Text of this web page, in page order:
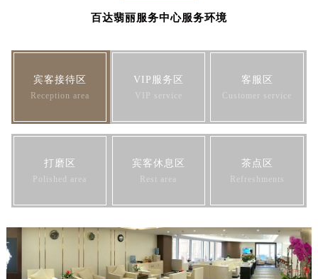
百达翡丽服务中心服务环境
宾客接待区
Reception area
VIP服务区
VIP service
客服区
Customer service
打磨区
Polished area
宾客休息区
Rest area
茶点区
Refreshments